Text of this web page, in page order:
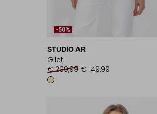
-50%
STUDIO AR
Gilet
€ 299,99 € 149,99